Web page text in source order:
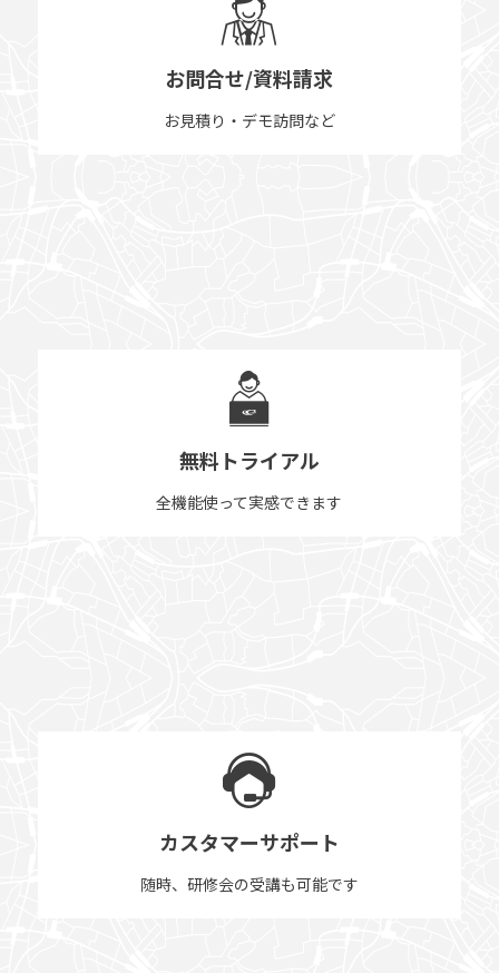
お問合せ/資料請求
お見積り・デモ訪問など
無料トライアル
全機能使って実感できます
カスタマーサポート
随時、研修会の受講も可能です